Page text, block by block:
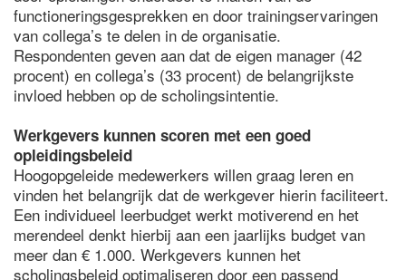
functioneringsgesprekken en door trainingservaringen
van collega’s te delen in de organisatie.
Respondenten geven aan dat de eigen manager (42
procent) en collega’s (33 procent) de belangrijkste
invloed hebben op de scholingsintentie.
Werkgevers kunnen scoren met een goed
opleidingsbeleid
Hoogopgeleide medewerkers willen graag leren en
vinden het belangrijk dat de werkgever hierin faciliteert.
Een individueel leerbudget werkt motiverend en het
merendeel denkt hierbij aan een jaarlijks budget van
meer dan € 1.000. Werkgevers kunnen het
scholingsbeleid optimaliseren door een passend